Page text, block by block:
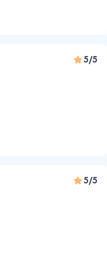
5/5
5/5